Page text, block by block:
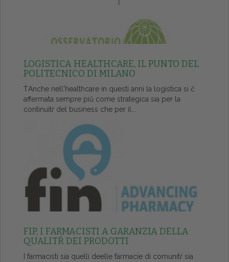
LOGISTICA HEALTHCARE, IL PUNTO DEL
POLITECNICO DI MILANO
ŤAnche nell'healthcare in questi anni la logistica si č
affermata sempre piů come strategica sia per la
continuitŕ del business che per il...
FIP, I FARMACISTI A GARANZIA DELLA
QUALITŔ DEI PRODOTTI
I farmacisti sia quelli deelle farmacie di comunitŕ sia